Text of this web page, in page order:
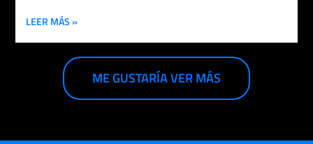
LEER MÁS »
ME GUSTARÍA VER MÁS